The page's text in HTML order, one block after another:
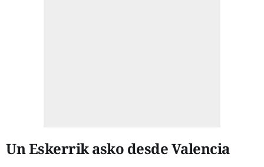
Un Eskerrik asko desde Valencia